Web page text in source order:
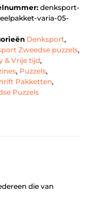
denksport-
varia-05-
Denksport,
Zweedse puzzels,
& Vrije tijd,
, Puzzels,
Pakketten,
Puzzels
die van